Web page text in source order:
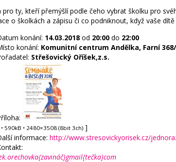
pro ty, kteří přemýšlí podle čeho vybrat školku pro
o školkách a zápisu či co podniknout, když vaše
konání: 14.03.2018 od 20:00 do 22:00
konání: Komunitní centrum Andělka, Farní
Střešovický Oříšek,z.s.
• 590kB • 2480×3508 (8bit 3ch) ]
informace: http://www.stresovickyorisek.cz/